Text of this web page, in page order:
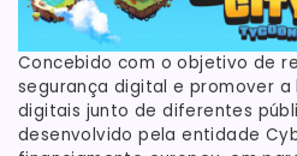
Concebido com o objetivo de
segurança digital e promover
digitais junto de diferentes
desenvolvido pela entidade